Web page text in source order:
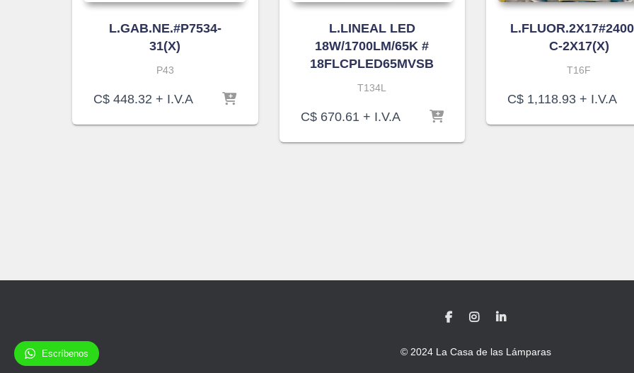
L.GAB.NE.#P7534-
31(X)
P43
C$ 448.32 + I.V.A
L.LINEAL LED
18W/1700LM/65K #
18FLCPLED65MVSB
T134L
C$670.61 + I.V.A
C-2X17(X)
T16F
C$ 1,118.93 + I.V.A
© 2024 La Casa de las Lámparas
Escríbenos